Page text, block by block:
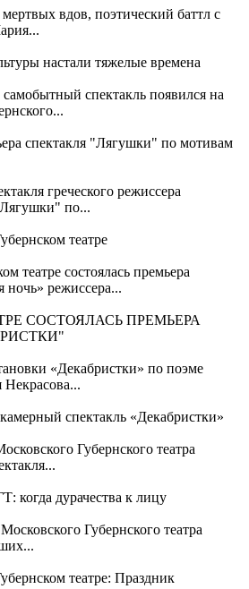
вдов, поэтический баттл с
настали тяжелые времена
спектакль появился на
спектакля "Лягушки" по мотивам
греческого режиссера
по...
театре
театре состоялась премьера
ночь» режиссера...
СОСТОЯЛАСЬ ПРЕМЬЕРА
«Декабристки» по поэме
Некрасова...
спектакль «Декабристки»
Губернского театра
когда дурачества к лицу
Губернского театра
театре: Праздник